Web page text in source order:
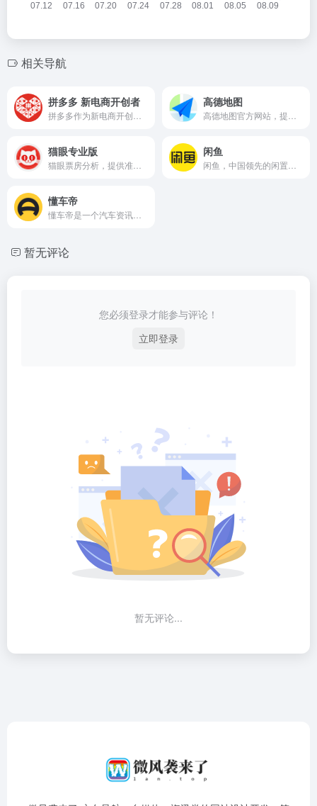
相关导航
拼多多 新电商开创者 高德地图
猫眼专业版 闲鱼
懂车帝
暂无评论
您必须登录才能参与评论！
立即登录
暂无评论...